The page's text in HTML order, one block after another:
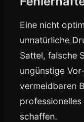
Eine nicht
unnatürliche
Sattel, falsche
ungünstige
vermeidbaren
schaffen.